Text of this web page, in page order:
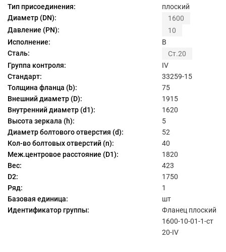
Тип присоединения:
плоский
Диаметр (DN):
1600
Давление (PN):
10
Исполнение:
B
Сталь:
Ст.20
Группа контроля:
IV
Стандарт:
33259-15
Толщина фланца (b):
75
Внешний диаметр (D):
1915
Внутренний диаметр (d1):
1620
Высота зеркала (h):
5
Диаметр болтового отверстия (d):
52
Кол-во болтовых отверстий (n):
40
Меж.центровое расстояние (D1):
1820
Вес:
423
D2:
1750
Ряд:
1
Базовая единица:
шт
Идентификатор группы:
Фланец плоский
1600-10-01-1-ст
20-IV